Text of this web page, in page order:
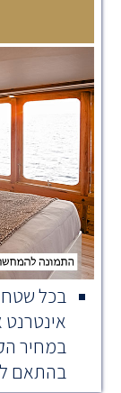
במחיר
בהתאם